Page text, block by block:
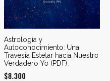
Astrología y
Autoconocimiento: Una
Travesía Estelar hacia Nuestro
Verdadero Yo (PDF).
$8.300